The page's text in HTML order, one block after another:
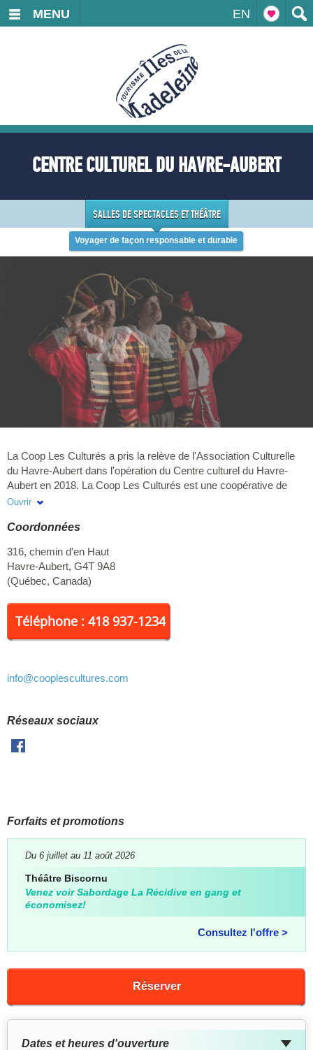
EN
MENU
CENTRE CULTUREL DU HAVRE-AUBERT
SALLES DE SPECTACLES ET THÉÂTRE
Voyager de façon responsable et durable
La Coop Les Culturés a pris la relève de l'Association Culturelle
du Havre-Aubert dans l'opération du Centre culturel du Havre-
Aubert en 2018. La Coop Les Culturés est une coopérative de
travailleurs à but non lucratif qui œuvre à faire rayonner la culture
d'activités artistiques inclusives, d'événements
espace vivant et accueillant où la communauté peut se
rassembler, s'exprimer et s'enrichir mutuellement.
Ouvrir
Coordonnées
316, chemin d'en Haut
Havre-Aubert, G4T 9A8
(Québec, Canada)
Téléphone : 418 937-1234
info@cooplescultures.com
Réseaux sociaux
Forfaits et promotions
Du 6 juillet au 11 août 2026
Théâtre Biscornu
Venez voir Sabordage La Récidive en gang et
économisez!
Consultez l'offre >
Réserver
Dates et heures d'ouverture